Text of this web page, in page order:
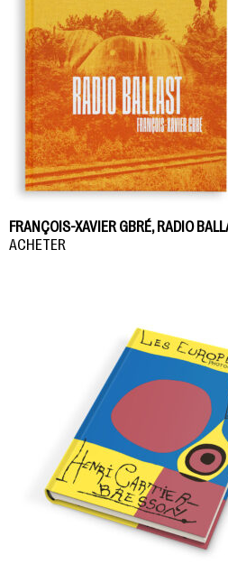
FRANÇOIS-XAVIER GBRÉ, RADIO
ACHETER